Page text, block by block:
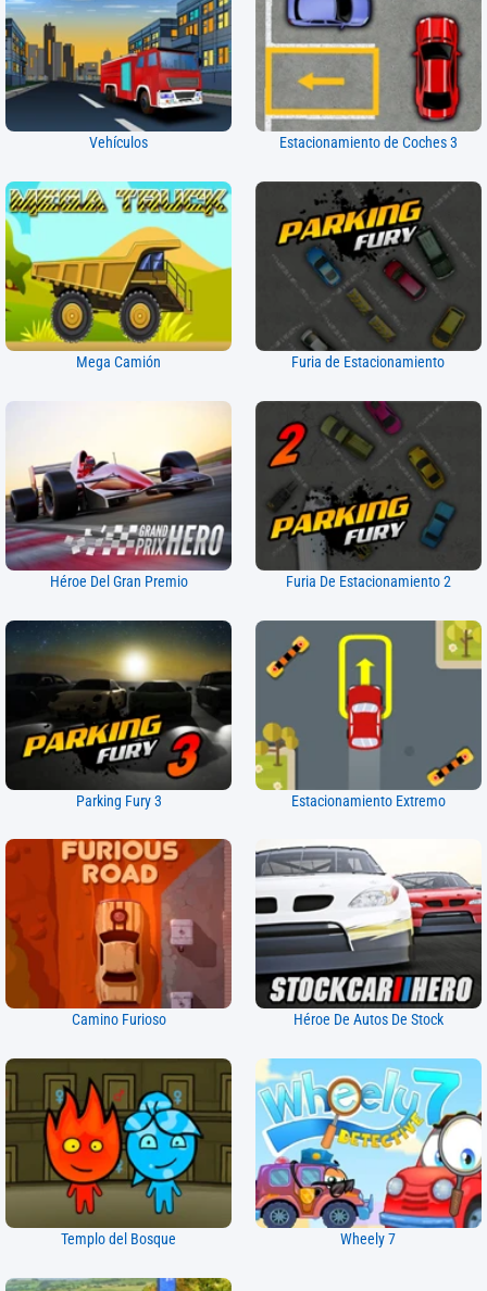
Vehículos Estacionamiento de Coches 3
Mega Camión Furia de Estacionamiento
Héroe Del Gran Premio Furia De Estacionamiento 2
Parking Fury 3 Estacionamiento Extremo
Camino Furioso Héroe De Autos De Stock
Templo del Bosque Wheely 7